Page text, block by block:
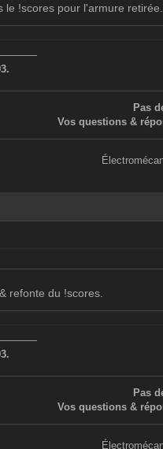
le !scores pour l'armure retirée.
Pas
Vos questions &
refonte du !scores.
Pas
Vos questions &